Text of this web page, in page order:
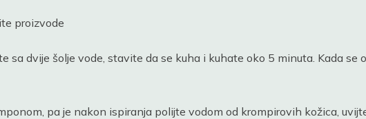
proizvode
sa dvije šolje vode, stavite da se kuha i kuhate oko 5 minuta. Kada
pa je nakon ispiranja polijte vodom od krompirovih kožica,